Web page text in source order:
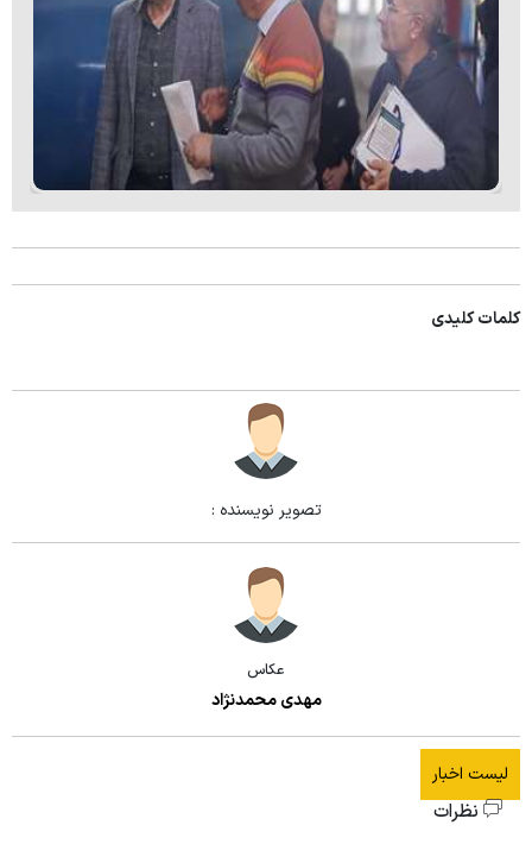
کلمات کلیدی
تصویر نویسنده :
عکاس
مهدی محمدنژاد
لیست اخبار
نظرات